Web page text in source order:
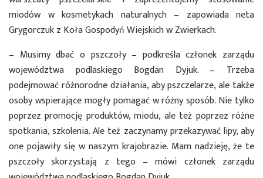
miodów w kosmetykach naturalnych – zapowiada neta
Grygorczuk z Koła Gospodyń Wiejskich w Zwierkach.
– Musimy dbać o pszczoły – podkreśla członek zarządu
województwa podlaskiego Bogdan Dyjuk. – Trzeba
podejmować różnorodne działania, aby pszczelarze, ale także
osoby wspierające mogły pomagać w różny sposób. Nie tylko
poprzez promocję produktów, miodu, ale też poprzez różne
spotkania, szkolenia. Ale też zaczynamy przekazywać lipy, aby
one pojawiły się w naszym krajobrazie. Mam nadzieję, że te
pszczoły skorzystają z tego – mówi członek zarządu